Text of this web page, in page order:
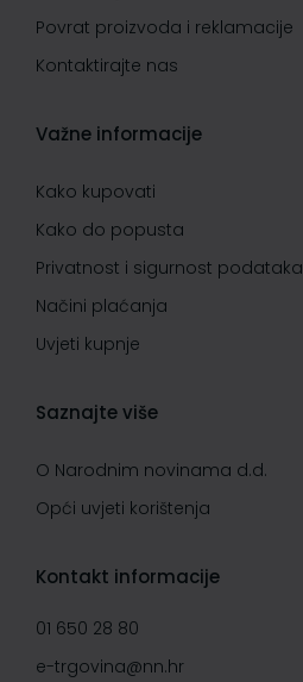
Povrat proizvoda i reklamacije
Kontaktirajte nas
Važne informacije
Kako kupovati
Kako do popusta
Privatnost i sigurnost podataka
Načini plaćanja
Uvjeti kupnje
Saznajte više
O Narodnim novinama d.d.
Opći uvjeti korištenja
Kontakt informacije
01 650 28 80
e-trgovina@nn.hr